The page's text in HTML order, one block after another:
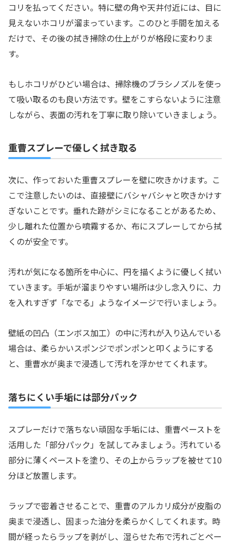
コリを払ってください。特に壁の角や天井付近には、目に
見えないホコリが溜まっています。このひと手間を加える
だけで、その後の拭き掃除の仕上がりが格段に変わりま
す。
もしホコリがひどい場合は、掃除機のブラシノズルを使っ
て吸い取るのも良い方法です。壁をこすらないように注意
しながら、表面の汚れを丁寧に取り除いていきましょう。
重曹スプレーで優しく拭き取る
次に、作っておいた重曹スプレーを壁に吹きかけます。こ
こで注意したいのは、直接壁にバシャバシャと吹きかけす
ぎないことです。垂れた跡がシミになることがあるため、
少し離れた位置から噴霧するか、布にスプレーしてから拭
くのが安全です。
汚れが気になる箇所を中心に、円を描くように優しく拭い
ていきます。手垢が溜まりやすい場所は少し念入りに、力
を入れすぎず「なでる」ようなイメージで行いましょう。
壁紙の凹凸（エンボス加工）の中に汚れが入り込んでいる
場合は、柔らかいスポンジでポンポンと叩くようにする
と、重曹水が奥まで浸透して汚れを浮かせてくれます。
落ちにくい手垢には部分パック
スプレーだけで落ちない頑固な手垢には、重曹ペーストを
活用した「部分パック」を試してみましょう。汚れている
部分に薄くペーストを塗り、その上からラップを被せて10
分ほど放置します。
ラップで密着させることで、重曹のアルカリ成分が皮脂の
奥まで浸透し、固まった油分を柔らかくしてくれます。時
間が経ったらラップを剥がし、湿らせた布で汚れごとペー